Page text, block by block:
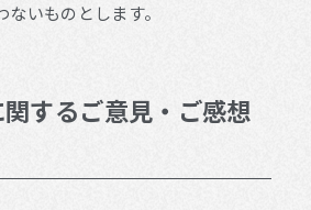
いものとします。
するご意見・ご感想